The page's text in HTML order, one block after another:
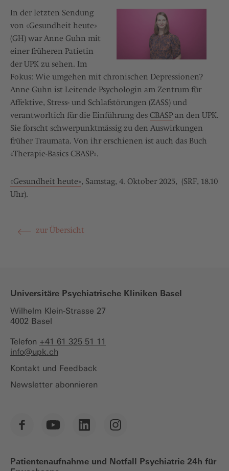
In der letzten Sendung
von «Gesundheit heute»
(GH) war Anne Guhn mit
einer früheren Patietin
der UPK zu sehen. Im
Fokus: Wie umgehen mit chronischen Depressionen?
Anne Guhn ist Leitende Psychologin am Zentrum für
Affektive, Stress- und Schlafstörungen (ZASS) und
verantworltich für die Einführung des CBASP an den UPK.
Sie forscht schwerpunktmässig zu den Auswirkungen
früher Traumata. Von ihr erschienen ist auch das Buch
«Therapie-Basics CBASP».
«Gesundheit heute», Samstag, 4. Oktober 2025, (SRF, 18.10
Uhr).
zur Übersicht
Universitäre Psychiatrische Kliniken Basel
Wilhelm Klein-Strasse 27
4002 Basel
Telefon +41 61 325 51 11
info@upk.ch
Kontakt und Feedback
Newsletter abonnieren
Patientenaufnahme und Notfall Psychiatrie 24h für